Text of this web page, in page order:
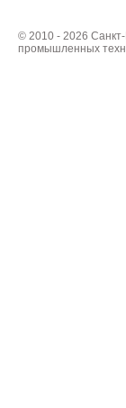
© 2010 - 2026 Санкт-
промышленных